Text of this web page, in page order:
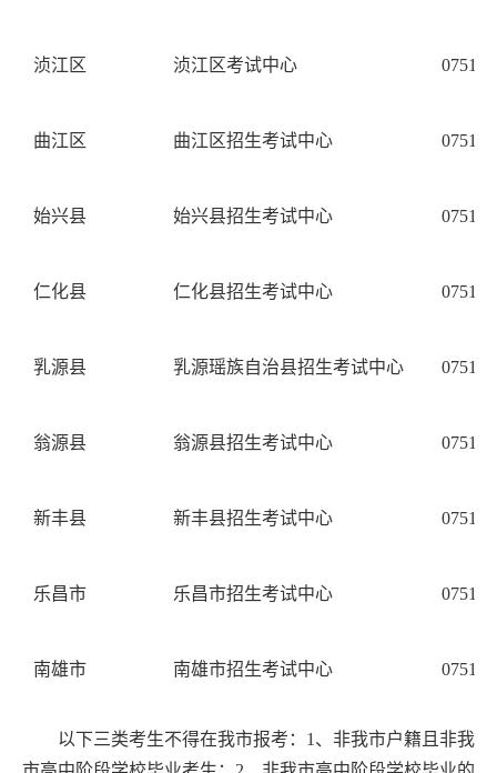
浈江区 浈江区考试中心 0751-
曲江区 曲江区招生考试中心 0751-
始兴县 始兴县招生考试中心 0751-
仁化县 仁化县招生考试中心 0751-
乳源县 乳源瑶族自治县招生考试中心 0751-
翁源县 翁源县招生考试中心 0751-
新丰县 新丰县招生考试中心 0751-
乐昌市 乐昌市招生考试中心 0751-
南雄市 南雄市招生考试中心 0751-
以下三类考生不得在我市报考： 1 、非我市户籍且非我